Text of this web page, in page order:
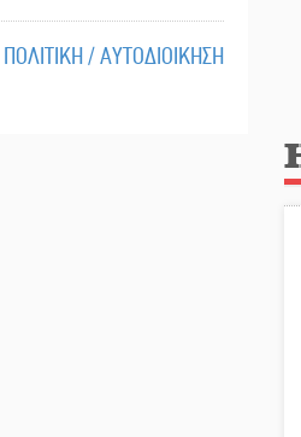
ΠΟΛΙΤΙΚΗ / ΑΥΤΟΔΙΟΙΚΗΣΗ